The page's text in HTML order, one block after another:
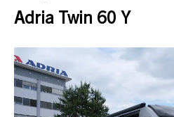
Adria Twin 60 Y